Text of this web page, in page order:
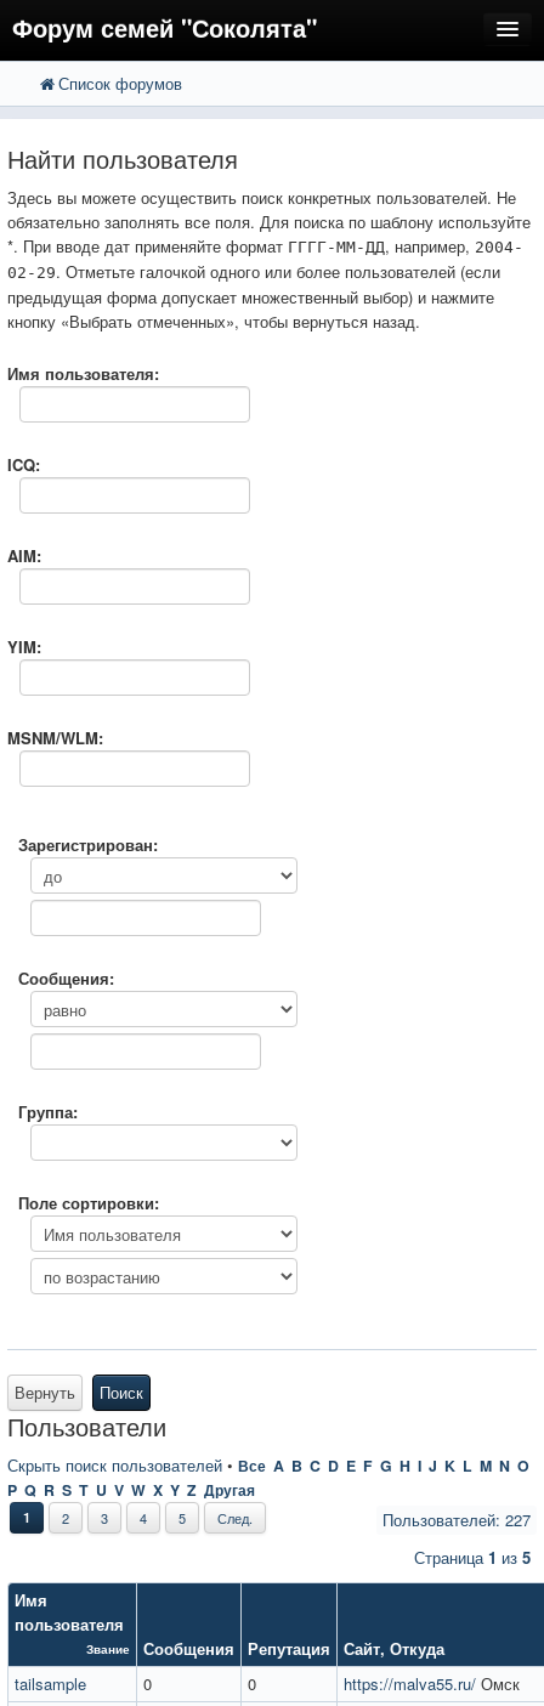
Форум семей "Соколята"
FAQ
Вход
Список форумов
Найти пользователя
Здесь вы можете осуществить поиск конкретных пользователей. Не
обязательно заполнять все поля. Для поиска по шаблону используйте
*. При вводе дат применяйте формат ГГГГ-ММ-ДД, например, 2004-
02-29. Отметьте галочкой одного или более пользователей (если
предыдущая форма допускает множественный выбор) и нажмите
кнопку «Выбрать отмеченных», чтобы вернуться назад.
Имя пользователя:
ICQ:
AIM:
YIM:
MSNM/WLM:
Зарегистрирован:
Сообщения:
Группа:
Поле сортировки:
Вернуть Поиск
Пользователи
Скрыть поиск пользователей • Все A B C D E F G H I J K L M N O
P Q R S T U V W X Y Z Другая
Пользователей: 227
1 2 3 4 5 След.
Страница1 из 5
Имя
пользователя
Звание Сообщения Репутация Сайт, Откуда
tailsample
0 0 https://malva55.ru/ Омск